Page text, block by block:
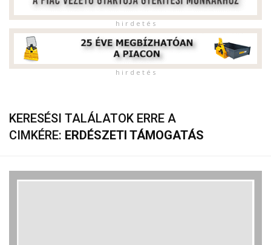
h i r d e t é s
h i r d e t é s
KERESÉSI TALÁLATOK ERRE A
CIMKÉRE: ERDÉSZETI TÁMOGATÁS